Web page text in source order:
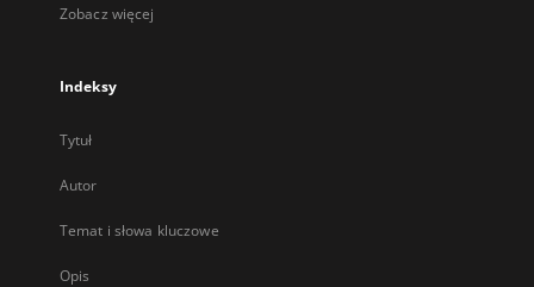
Zobacz więcej
Indeksy
Tytuł
Autor
Temat i słowa kluczowe
Opis